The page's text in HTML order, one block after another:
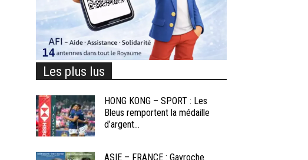
Les plus lus
HONG KONG – SPORT : Les
Bleus remportent la médaille
d’argent...
ASIE – FRANCE : Gavroche